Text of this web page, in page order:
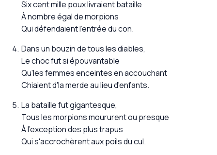
Six cent mille poux livraient bataille
À nombre égal de morpions
Qui défendaient l'entrée du con.
Dans un bouzin de tous les diables,
Le choc fut si épouvantable
Qu'les femmes enceintes en accouchant
Chiaient d'la merde au lieu d'enfants.
La bataille fut gigantesque,
Tous les morpions moururent ou presque
À l'exception des plus trapus
Qui s'accrochèrent aux poils du cul.